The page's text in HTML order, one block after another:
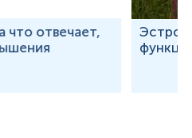
что отвечает,